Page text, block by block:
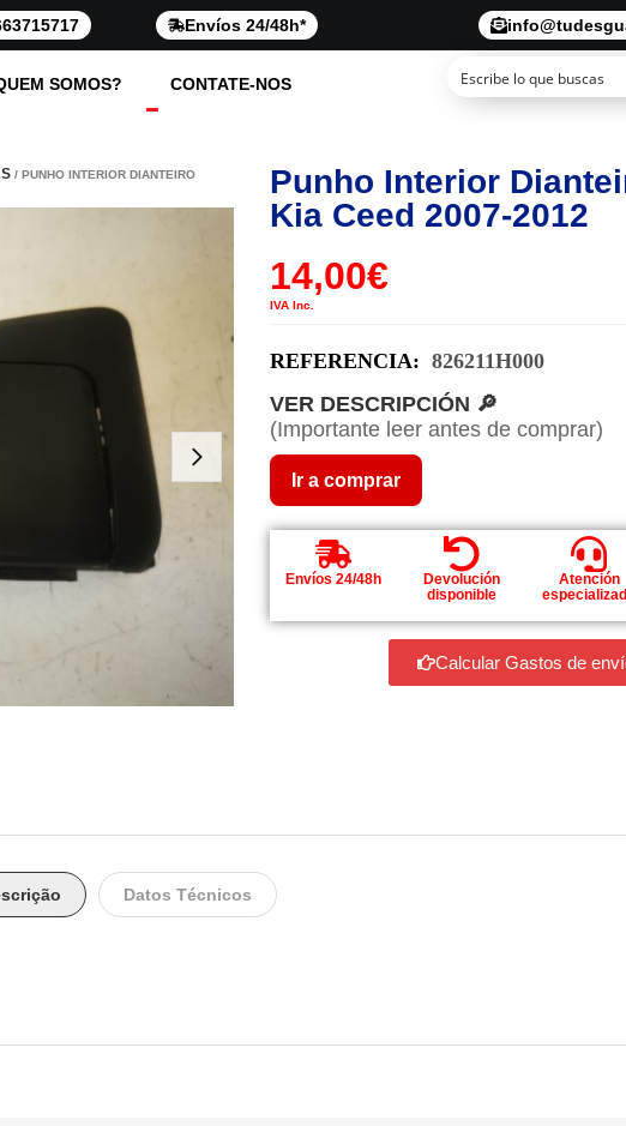
Envíos 24/48h*
SOMOS? CONTATE-NOS
/ PUNHO INTERIOR DIANTEIRO
Punho Interior
Kia Ceed 2007-2012
14,00€
IVA Inc.
REFERENCIA: 826211H000
VER DESCRIPCIÓN 🔎
(Importante leer antes de comprar)
Ir a comprar
Envíos 24/48h
Devolución
disponible
Atención
Calcular Gastos de
Datos Técnicos